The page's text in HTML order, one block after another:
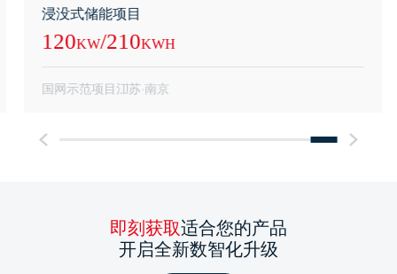
浸没式储能项目
120KW/210KWH
国网示范项目江苏·南京
即刻获取适合您的产品
开启全新数智化升级